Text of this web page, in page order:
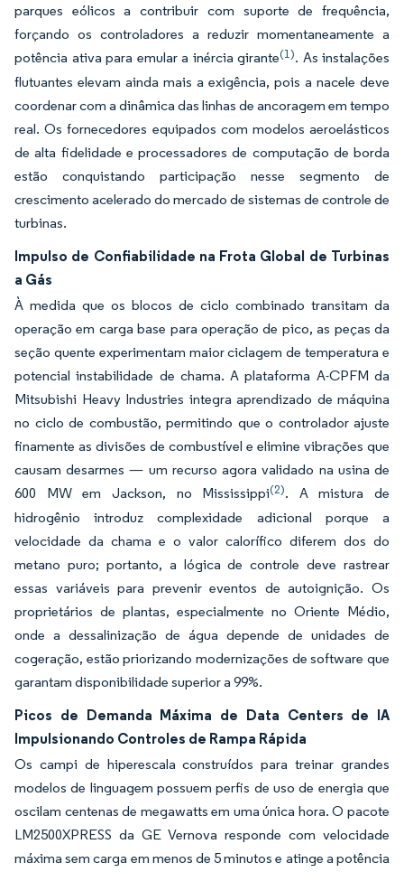
parques eólicos a contribuir com suporte de frequência,
forçando os controladores a reduzir momentaneamente a
potência ativa para emular a inércia girante(1). As instalações
flutuantes elevam ainda mais a exigência, pois a nacele deve
coordenar com a dinâmica das linhas de ancoragem em tempo
real. Os fornecedores equipados com modelos aeroelásticos
de alta fidelidade e processadores de computação de borda
estão conquistando participação nesse segmento de
crescimento acelerado do mercado de sistemas de controle de
turbinas.
Impulso de Confiabilidade na Frota Global de Turbinas
a Gás
À medida que os blocos de ciclo combinado transitam da
operação em carga base para operação de pico, as peças da
seção quente experimentam maior ciclagem de temperatura e
potencial instabilidade de chama. A plataforma A-CPFM da
Mitsubishi Heavy Industries integra aprendizado de máquina
no ciclo de combustão, permitindo que o controlador ajuste
finamente as divisões de combustível e elimine vibrações que
causam desarmes — um recurso agora validado na usina de
600 MW em Jackson, no Mississippi(2). A mistura de
hidrogênio introduz complexidade adicional porque a
velocidade da chama e o valor calorífico diferem dos do
metano puro; portanto, a lógica de controle deve rastrear
essas variáveis para prevenir eventos de autoignição. Os
proprietários de plantas, especialmente no Oriente Médio,
onde a dessalinização de água depende de unidades de
cogeração, estão priorizando modernizações de software que
garantam disponibilidade superior a 99%.
Picos de Demanda Máxima de Data Centers de IA
Impulsionando Controles de Rampa Rápida
Os campi de hiperescala construídos para treinar grandes
modelos de linguagem possuem perfis de uso de energia que
oscilam centenas de megawatts em uma única hora. O pacote
LM2500XPRESS da GE Vernova responde com velocidade
máxima sem carga em menos de 5 minutos e atinge a potência